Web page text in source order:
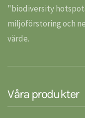
"biodiversity
miljöförstöring och
värde.
Våra produkter